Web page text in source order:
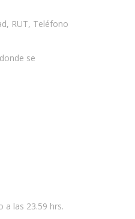
RUT, Teléfono
se
a las 23.59 hrs.